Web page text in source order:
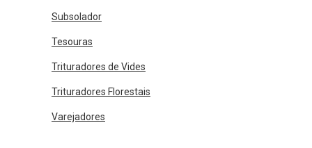
Subsolador
Tesouras
Trituradores de Vides
Trituradores Florestais
Varejadores